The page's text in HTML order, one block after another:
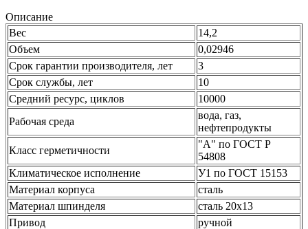
Описание
Вес
14,2
Объем
0,02946
Срок гарантии производителя, лет
3
Срок службы, лет
10
Средний ресурс, циклов
10000
Рабочая среда
вода, газ,
нефтепродукты
Класс герметичности
"А" по ГОСТ Р
54808
Климатическое исполнение
У1 по ГОСТ 15153
Материал корпуса
сталь
Материал шпинделя
сталь 20х13
Привод
ручной